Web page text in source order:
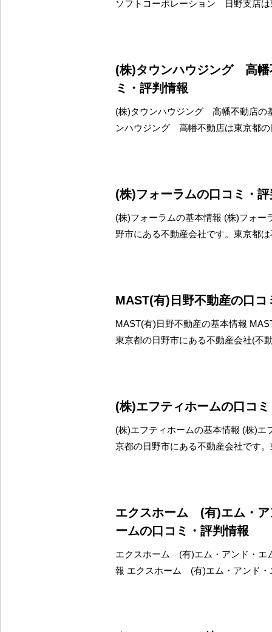
ソフトコーポレーション 日野支店は
(株)タウンハウジング 高幡
ミ・評判情報
(株)タウンハウジング 高幡不動店の
ンハウジング 高幡不動店は東京都の
(株)フォーラムの口コミ・
(株)フォーラムの基本情報 (株)フォー
野市にある不動産会社です。東京都
MAST(有)日野不動産の口コ
MAST(有)日野不動産の基本情報
東京都の日野市にある不動産会社(不
(株)エフティホームの口コ
(株)エフティホームの基本情報 (株)エ
京都の日野市にある不動産会社です
エクスホーム (有)エム・ア
ームの口コミ・評判情報
エクスホーム (有)エム・アンド・エ
報 エクスホーム (有)エム・アンド・